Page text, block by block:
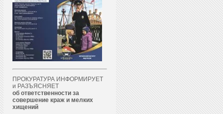
ПРОКУРАТУРА ИНФОРМИРУЕТ
и РАЗЪЯСНЯЕТ
об ответственности за
совершение краж и мелких
хищений